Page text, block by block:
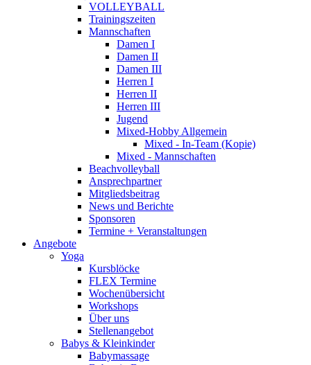
VOLLEYBALL
Trainingszeiten
Mannschaften
Damen I
Damen II
Damen III
Herren I
Herren II
Herren III
Jugend
Mixed-Hobby Allgemein
Mixed - In-Team (Kopie)
Mixed - Mannschaften
Beachvolleyball
Ansprechpartner
Mitgliedsbeitrag
News und Berichte
Sponsoren
Termine + Veranstaltungen
Angebote
Yoga
Kursblöcke
FLEX Termine
Wochenübersicht
Workshops
Über uns
Stellenangebot
Babys & Kleinkinder
Babymassage